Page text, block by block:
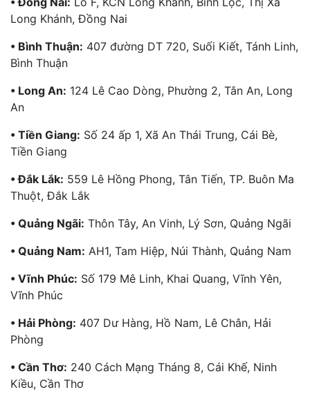
Long Khánh, Đồng Nai
• Bình Thuận: 407 đường DT 720, Suối Kiết, Tánh Linh,
Bình Thuận
• Long An: 124 Lê Cao Dòng, Phường 2, Tân An, Long
An
• Tiền Giang: Số 24 ấp 1, Xã An Thái Trung, Cái Bè,
Tiền Giang
• Đắk Lắk: 559 Lê Hồng Phong, Tân Tiến, TP. Buôn Ma
Thuột, Đắk Lắk
• Quảng Ngãi: Thôn Tây, An Vinh, Lý Sơn, Quảng Ngãi
• Quảng Nam: AH1, Tam Hiệp, Núi Thành, Quảng Nam
• Vĩnh Phúc: Số 179 Mê Linh, Khai Quang, Vĩnh Yên,
Vĩnh Phúc
• Hải Phòng: 407 Dư Hàng, Hồ Nam, Lê Chân, Hải
Phòng
• Cần Thơ: 240 Cách Mạng Tháng 8, Cái Khế, Ninh
Kiều, Cần Thơ